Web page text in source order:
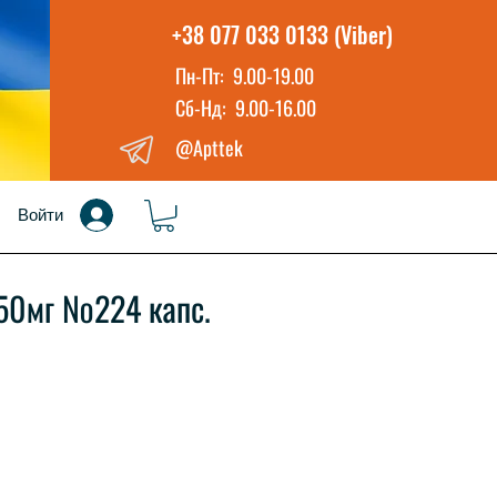
+38 077 033 0133 (Viber)
Пн-Пт: 9.00-19.00
Сб-Нд: 9.00-16.00
@Apttek
Войти
№224 капс.